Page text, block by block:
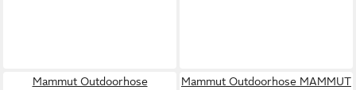
Mammut Outdoorhose
Mammut Outdoorhose MAMMUT